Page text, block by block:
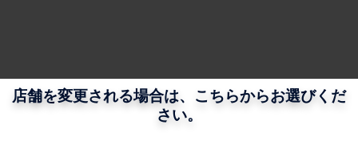
店舗を変更される場合は、こちらからお選びくだ
さい。